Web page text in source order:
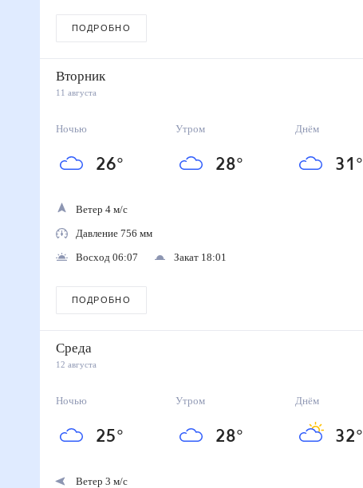
ПОДРОБНО
Вторник
11 августа
Ночью
26°
Утром
28°
Днём
31 °
Ветер 4 м/с
Давление 756 мм
Восход 06:07
Закат 18:01
ПОДРОБНО
Среда
12 августа
Ночью
25°
Утром
28°
Днём
32°
Ветер 3 м/с